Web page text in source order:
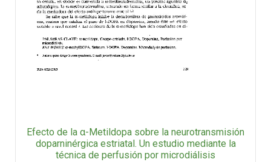
Efecto de la α-Metildopa sobre la neurotransmisión
doparninérgica estriatal. Un estudio mediante la
técnica de perfusión por microdiálisis